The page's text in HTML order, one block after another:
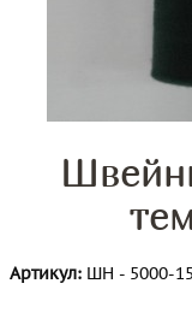
Артикул: ШН - 5000-